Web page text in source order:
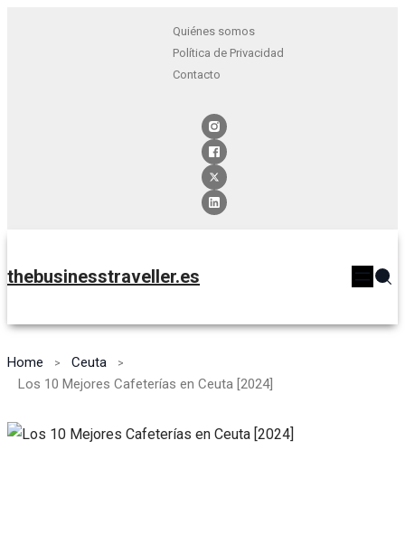
Quiénes somos
Política de Privacidad
Contacto
thebusinesstraveller.es
Home
Ceuta
Los 10 Mejores Cafeterías en Ceuta [2024]